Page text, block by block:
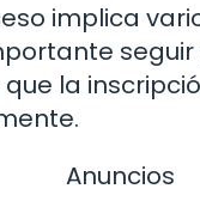
implica
la
Anuncios